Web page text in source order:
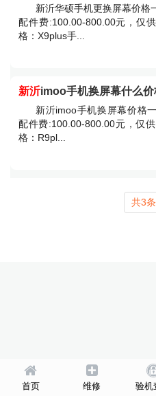
新沂华硕手机更换屏幕价格
配件费:100.00-800.00元，仅
格：X9plus手...
新沂imoo手机换屏幕什么价
新沂imoo手机换屏幕价格
配件费:100.00-800.00元，仅
格：R9pl...
共3条
首页 维修 验机